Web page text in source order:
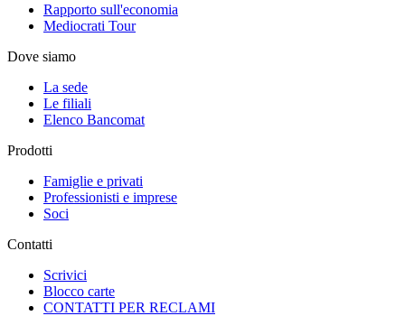
Rapporto sull'economia
Mediocrati Tour
Dove siamo
La sede
Le filiali
Elenco Bancomat
Prodotti
Famiglie e privati
Professionisti e imprese
Soci
Contatti
Scrivici
Blocco carte
CONTATTI PER RECLAMI